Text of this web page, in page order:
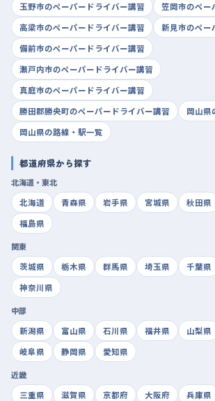
玉野市のペーパードライバー講習
笠岡市のペー
高梁市のペーパードライバー講習
新見市のペー
備前市のペーパードライバー講習
瀬戸内市のペーパードライバー講習
真庭市のペーパードライバー講習
勝田郡勝央町のペーパードライバー講習
岡山県
岡山県の路線・駅一覧
都道府県から探す
北海道・東北
北海道
青森県 岩手県 宮城県 秋田県
福島県
関東
茨城県
栃木県 群馬県 埼玉県 千葉県
神奈川県
中部
新潟県
富山県 石川県 福井県 山梨県
岐阜県
静岡県 愛知県
近畿
三重県
滋賀県 京都府 大阪府 兵庫県